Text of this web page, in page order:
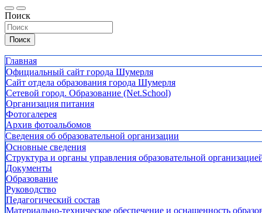
Поиск
Поиск
Главная
Официальный сайт города Шумерля
Сайт отдела образования города Шумерля
Сетевой город. Образование (Net.School)
Организация питания
Фотогалерея
Архив фотоальбомов
Сведения об образовательной организации
Основные сведения
Структура и органы управления образовательной
Документы
Образование
Руководство
Педагогический состав
Материально-техническое обеспечение и оснащенность